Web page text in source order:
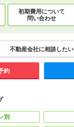
初期費用について
問い合わせ
不動産会社に相談したい
約
別